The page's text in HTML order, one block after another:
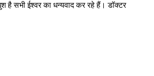
है सभी ईश्वर का धन्यवाद कर रहे हैं। डॉक्टर